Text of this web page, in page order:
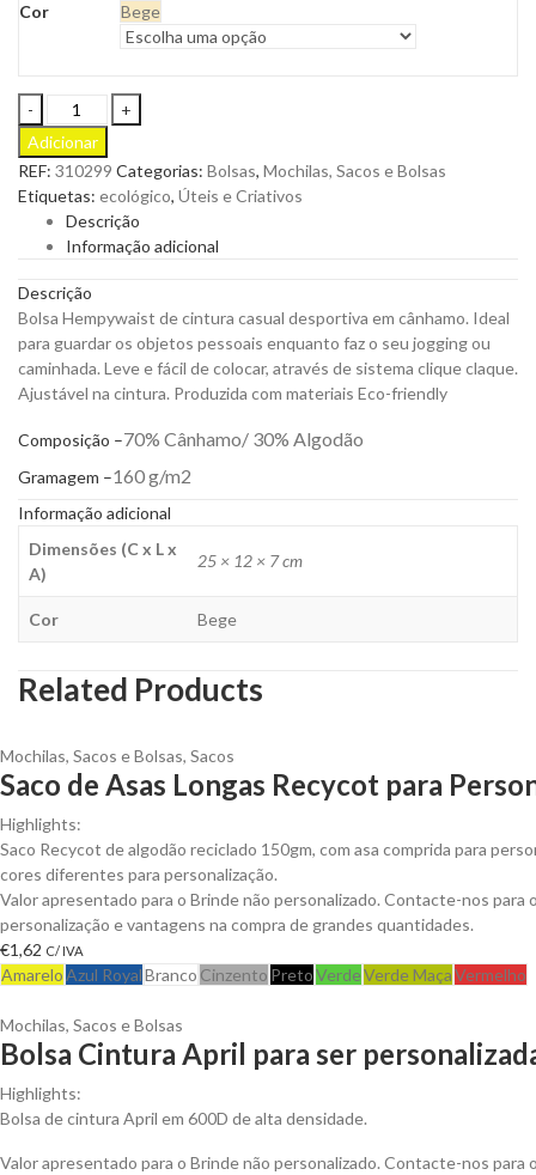
Cor Bege
Bolsa
Hempywaist
de
cintura
casual
cânhamo
para
quantity
Adicionar
REF: 310299 Categorias: Bolsas, Mochilas, Sacos e Bolsas
Etiquetas: ecológico, Úteis e Criativos
Descrição
Informação adicional
Descrição
Bolsa Hempywaist de cintura casual desportiva em cânhamo. Ideal
para guardar os objetos pessoais enquanto faz o seu jogging ou
caminhada. Leve e fácil de colocar, através de sistema clique claque.
Ajustável na cintura. Produzida com materiais Eco-friendly
Composição –70% Cânhamo/ 30% Algodão
Gramagem –160 g/m2
Informação adicional
Dimensões (C x L x
A)
25 × 12 × 7 cm
Cor Bege
Related Products
Mochilas, Sacos e Bolsas, Sacos
Saco de Asas Longas Recycot para
Highlights:
Saco Recycot de algodão reciclado 150gm, com asa comprida para
cores diferentes para personalização.
Valor apresentado para o Brinde não personalizado. Contacte-nos para
personalização e vantagens na compra de grandes quantidades.
€1,62 C/ IVA
AmareloAzul RoyalBranco Cinzento PretoVerdeVerde MaçaVermelho
Mochilas, Sacos e Bolsas
Bolsa Cintura April para ser
Highlights:
Bolsa de cintura April em 600D de alta densidade.
Valor apresentado para o Brinde não personalizado. Contacte-nos para